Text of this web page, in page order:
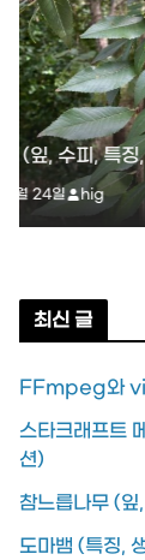
최신 글
FFmpeg와
스타크래프트
션)
참느릅나무 (잎
도마뱀 (특징,